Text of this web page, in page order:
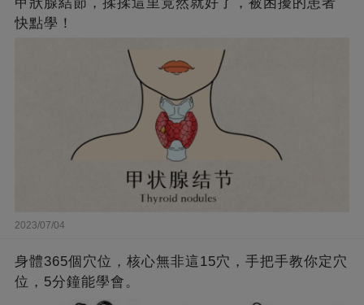
快點學！
2023/07/04
身體365個穴位，核心無非這15穴，手把手教你定穴
位，5分鐘能學會。